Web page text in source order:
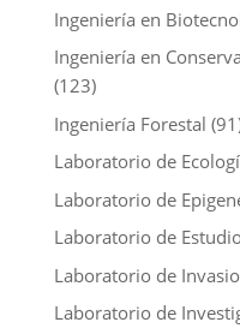
Ingeniería en
Ingeniería en
(123)
Ingeniería Forestal
Laboratorio de
Laboratorio de
Laboratorio de
Laboratorio de
Laboratorio de